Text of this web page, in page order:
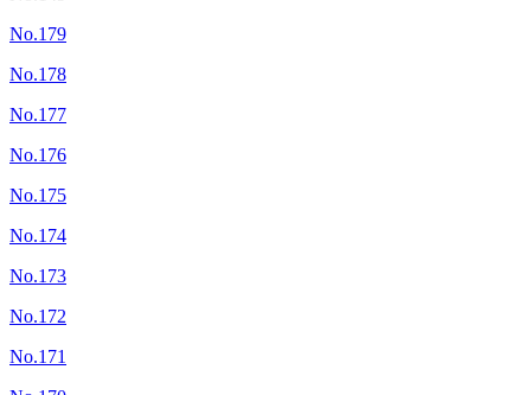
No.179
No.178
No.177
No.176
No.175
No.174
No.173
No.172
No.171